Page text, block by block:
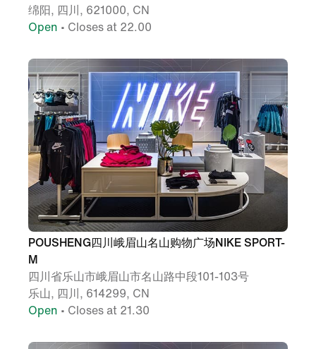
绵阳, 四川, 621000, CN
Open • Closes at 22.00
POUSHENG四川峨眉山名山购物广场NIKE SPORT-
M
四川省乐山市峨眉山市名山路中段101-103号
乐山, 四川, 614299, CN
Open • Closes at 21.30